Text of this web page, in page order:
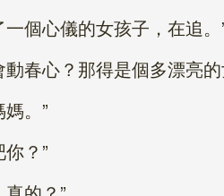
個心儀的女孩子，在追。
心？那得是個多漂亮的
。”
？”